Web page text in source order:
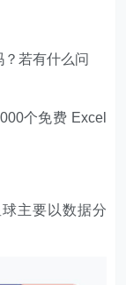
若有什么问
个免费 Excel
主要以数据分